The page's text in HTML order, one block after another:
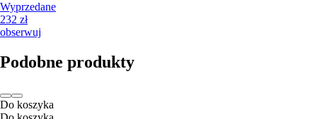
Wyprzedane
232 zł
obserwuj
Podobne produkty
Do koszyka